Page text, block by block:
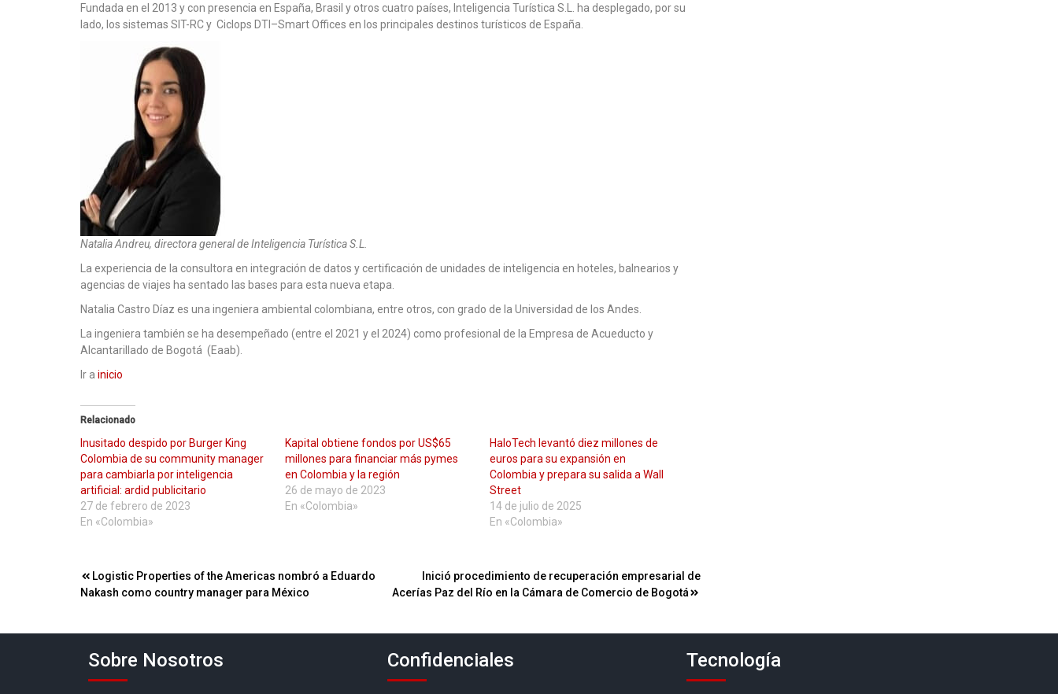
Fundada en el 2013 y con presencia en España, Brasil y otros cuatro países, Inteligencia Turística S.L. ha desplegado, por su
lado, los sistemas SIT-RC y Ciclops DTI–Smart Offices en los principales destinos turísticos de España.
Natalia Andreu, directora general de Inteligencia Turística S.L.
La experiencia de la consultora en integración de datos y certificación de unidades de inteligencia en hoteles, balnearios y
agencias de viajes ha sentado las bases para esta nueva etapa.
Natalia Castro Díaz es una ingeniera ambiental colombiana, entre otros, con grado de la Universidad de los Andes.
La ingeniera también se ha desempeñado (entre el 2021 y el 2024) como profesional de la Empresa de Acueducto y
Alcantarillado de Bogotá (Eaab).
Ir a inicio
Relacionado
Inusitado despido por Burger King
Colombia de su community manager
para cambiarla por inteligencia
artificial: ardid publicitario
27 de febrero de 2023
En «Colombia»
Kapital obtiene fondos por US$65
millones para financiar más pymes
en Colombia y la región
26 de mayo de 2023
En «Colombia»
HaloTech levantó diez millones de
euros para su expansión en
Colombia y prepara su salida a Wall
Street
14 de julio de 2025
En «Colombia»
Navegación
de
entradas
Logistic Properties of the Americas nombró a Eduardo
Nakash como country manager para México
Inició procedimiento de recuperación empresarial de
Acerías Paz del Río en la Cámara de Comercio de Bogotá
Sobre Nosotros Confidenciales Tecnología